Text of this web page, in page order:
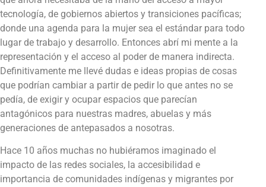
tecnología, de gobiernos abiertos y transiciones pacíficas;
donde una agenda para la mujer sea el estándar para todo
lugar de trabajo y desarrollo. Entonces abrí mi mente a la
representación y el acceso al poder de manera indirecta.
Definitivamente me llevé dudas e ideas propias de cosas
que podrían cambiar a partir de pedir lo que antes no se
pedía, de exigir y ocupar espacios que parecían
antagónicos para nuestras madres, abuelas y más
generaciones de antepasados a nosotras.
Hace 10 años muchas no hubiéramos imaginado el
impacto de las redes sociales, la accesibilidad e
importancia de comunidades indígenas y migrantes por